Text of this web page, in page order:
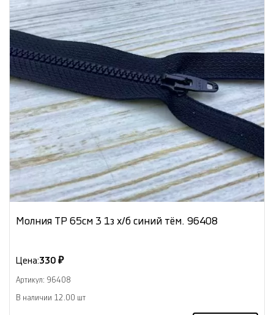
Молния ТР 65см 3 1з х/б синий тём. 96408
Цена:330 ₽
Артикул: 96408
В наличии 12.00 шт